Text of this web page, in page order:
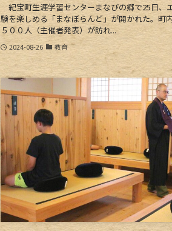
紀宝町生涯学習センターまなびの郷で25日、
験を楽しめる「まなぼらんど」が開かれた。町
５００人（主催者発表）が訪れ...
2024-08-26 教育